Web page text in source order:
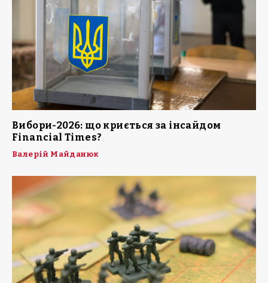
Вибори-2026: що криється за інсайдом
Financial Times?
Валерій Майданюк